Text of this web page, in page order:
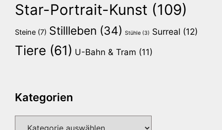
Star-Portrait-Kunst (109)
Steine (7) Stillleben (34) Stühle (3) Surreal (12)
Tiere (61) U-Bahn & Tram (11)
Kategorien